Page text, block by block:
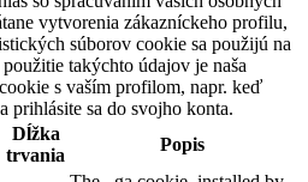
vytvorenia zákazníckeho profilu,
súborov cookie sa použijú na
takýchto údajov je naša
s vaším profilom, napr. keď
prihlásite sa do svojho konta.
Dĺžka
trvania
Popis